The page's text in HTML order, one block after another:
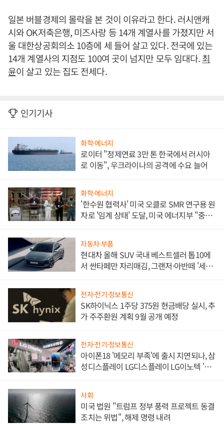
일본 버블경제의 몰락을 본 것이 이유라고 한다. 러시앤캐
시와 OK저축은행, 미즈사랑 등 14개 계열사를 가졌지만 서
울 대한상공회의소 10층에 세 들어 살고 있다. 전국에 있는
14개 계열사의 지점도 100여 곳이 넘지만 모두 임대다.최
윤이 살고 있는 집도 전세다.
인기기사
화학·에너지
로이터 "정제연료 3만 톤 한국에서 러시아
로 이동", 우크라이나의 공격에 수요 늘어
화학·에너지
'한수원 협력사' 미국 오클로 SMR 연구용 원
자로 '임계 상태' 도달, 미국 에너지부 "중요
자동차·부품
현대차 올해 SUV 국내 베스트셀러 톱10에
서 싼타페만 자리매김, 그랜저·아반떼 '세단
전자·전기·정보통신
SK하이닉스 1주당 375원 현금배당 실시, 추
가 주주환원 계획 9월 공개 예정
전자·전기·정보통신
아이폰18 '메모리 부족'에 출시 지연되나, 삼
성디스플레이 LG디스플레이 LG이노텍 '탈
사회
미국 법원 "트럼프 정부 풍력 프로젝트 동결
조치는 위법", 해제 명령 내려